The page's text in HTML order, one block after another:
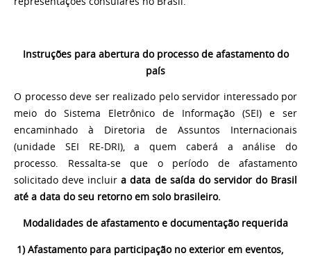
Instruções para abertura do processo de afastamento do
país
O processo deve ser realizado pelo servidor interessado por
meio do Sistema Eletrônico de Informação (SEI) e ser
encaminhado à Diretoria de Assuntos Internacionais
(unidade SEI RE-DRI), a quem caberá a análise do
processo. Ressalta-se que o período de afastamento
solicitado deve incluir a data de saída do servidor do Brasil
até a data do seu retorno em solo brasileiro.
Modalidades de afastamento e documentação requerida
1) Afastamento para participação no exterior em eventos,